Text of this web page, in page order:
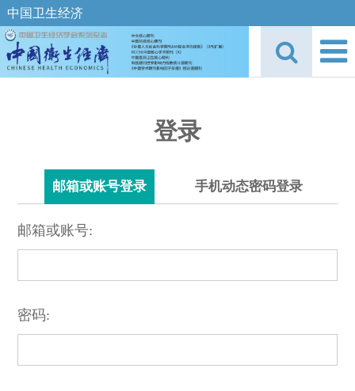
中国卫生经济
登录
邮箱或账号登录 手机动态密码登录
邮箱或账号:
密码: